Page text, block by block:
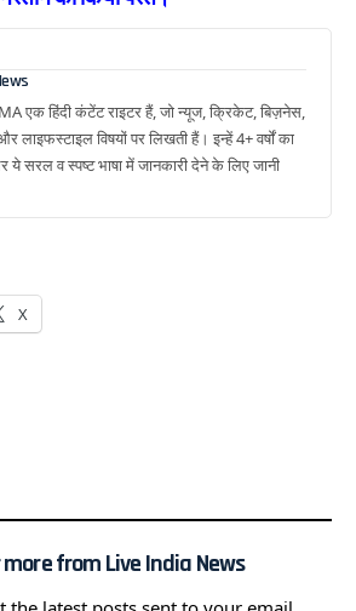
एक हिंदी कंटेंट राइटर हैं, जो न्यूज, क्रिकेट, बिज़नेस,
लाइफस्टाइल विषयों पर लिखती हैं। इन्हें 4+ वर्षों का
सरल व स्पष्ट भाषा में जानकारी देने के लिए जानी
X
more from Live India News